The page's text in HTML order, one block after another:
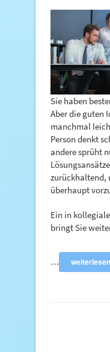
Sie haben
Aber die guten
manchmal
Person denkt
andere sprüht
zurückhaltend,
überhaupt
Ein in
bringt Sie
… weiterlesen